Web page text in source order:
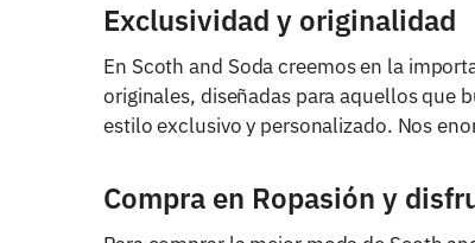
Exclusividad y originalidad
En Scoth and Soda creemos en la
originales, diseñadas para aquellos que
estilo exclusivo y personalizado. Nos
Compra en Ropasión y